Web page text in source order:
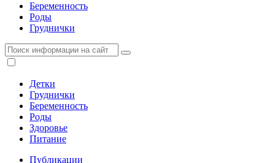
Беременность
Роды
Груднички
Детки
Груднички
Беременность
Роды
Здоровье
Питание
Публикации